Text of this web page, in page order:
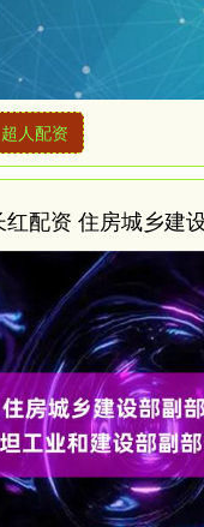
超人配资